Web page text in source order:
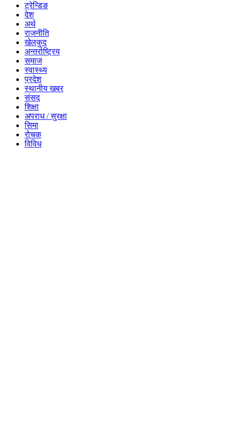
ट्रेन्डिङ
देश
अर्थ
राजनीति
खेलकुद
अन्तर्राष्ट्रिय
समाज
स्वास्थ्य
प्रदेश
स्थानीय खबर
संसद
शिक्षा
अपराध / सुरक्षा
सिमा
रोचक
विविध